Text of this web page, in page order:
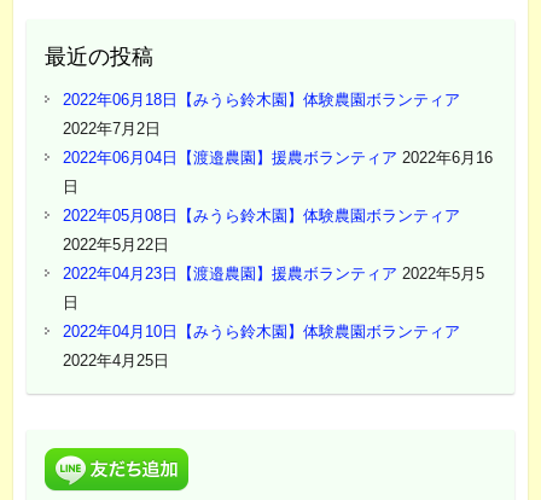
最近の投稿
2022年06月18日【みうら鈴木園】体験農園ボランティア
2022年7月2日
2022年06月04日【渡邉農園】援農ボランティア 2022年6月16
日
2022年05月08日【みうら鈴木園】体験農園ボランティア
2022年5月22日
2022年04月23日【渡邉農園】援農ボランティア 2022年5月5
日
2022年04月10日【みうら鈴木園】体験農園ボランティア
2022年4月25日